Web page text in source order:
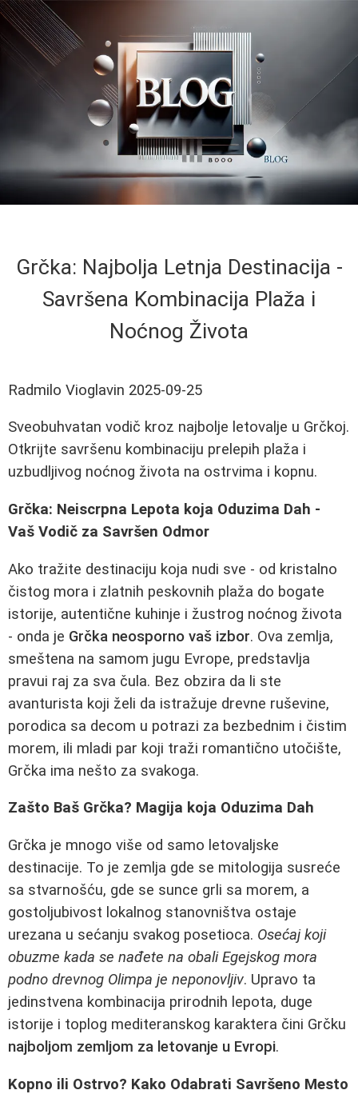
Grčka: Najbolja Letnja Destinacija -
Savršena Kombinacija Plaža i
Noćnog Života
Radmilo Vioglavin 2025-09-25
Sveobuhvatan vodič kroz najbolje letovalje u Grčkoj.
Otkrijte savršenu kombinaciju prelepih plaža i
uzbudljivog noćnog života na ostrvima i kopnu.
Grčka: Neiscrpna Lepota koja Oduzima Dah -
Vaš Vodič za Savršen Odmor
Ako tražite destinaciju koja nudi sve - od kristalno
čistog mora i zlatnih peskovnih plaža do bogate
istorije, autentične kuhinje i žustrog noćnog života
- onda je Grčka neosporno vaš izbor. Ova zemlja,
smeštena na samom jugu Evrope, predstavlja
pravui raj za sva čula. Bez obzira da li ste
avanturista koji želi da istražuje drevne ruševine,
porodica sa decom u potrazi za bezbednim i čistim
morem, ili mladi par koji traži romantično utočište,
Grčka ima nešto za svakoga.
Zašto Baš Grčka? Magija koja Oduzima Dah
Grčka je mnogo više od samo letovaljske
destinacije. To je zemlja gde se mitologija susreće
sa stvarnošću, gde se sunce grli sa morem, a
gostoljubivost lokalnog stanovništva ostaje
urezana u sećanju svakog posetioca. Osećaj koji
obuzme kada se nađete na obali Egejskog mora
podno drevnog Olimpa je neponovljiv. Upravo ta
jedinstvena kombinacija prirodnih lepota, duge
istorije i toplog mediteranskog karaktera čini Grčku
najboljom zemljom za letovanje u Evropi.
Kopno ili Ostrvo? Kako Odabrati Savršeno Mesto